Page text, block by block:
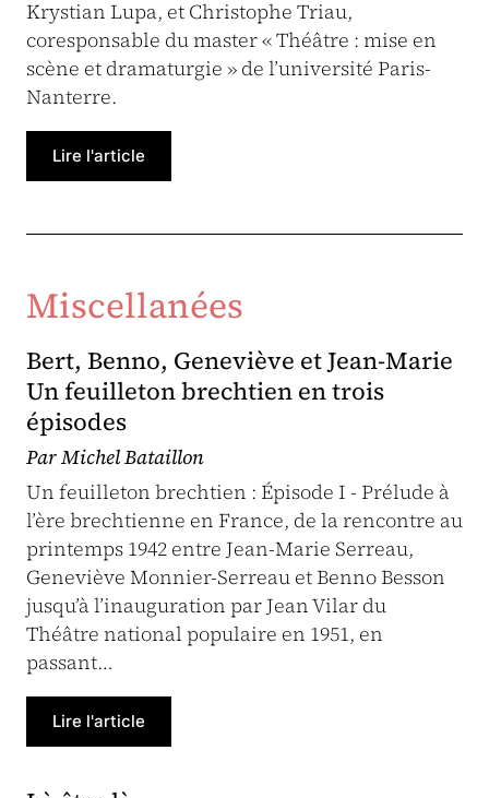
Krystian Lupa, et Christophe Triau,
coresponsable du master « Théâtre : mise en
scène et dramaturgie » de l’université Paris-
Nanterre.
Lire l'article
Miscellanées
Bert, Benno, Geneviève et Jean-Marie
Un feuilleton brechtien en trois
épisodes
Par Michel Bataillon
Un feuilleton brechtien : Épisode I - Prélude à
l’ère brechtienne en France, de la rencontre au
printemps 1942 entre Jean-Marie Serreau,
Geneviève Monnier-Serreau et Benno Besson
jusqu’à l’inauguration par Jean Vilar du
Théâtre national populaire en 1951, en
passant…
Lire l'article